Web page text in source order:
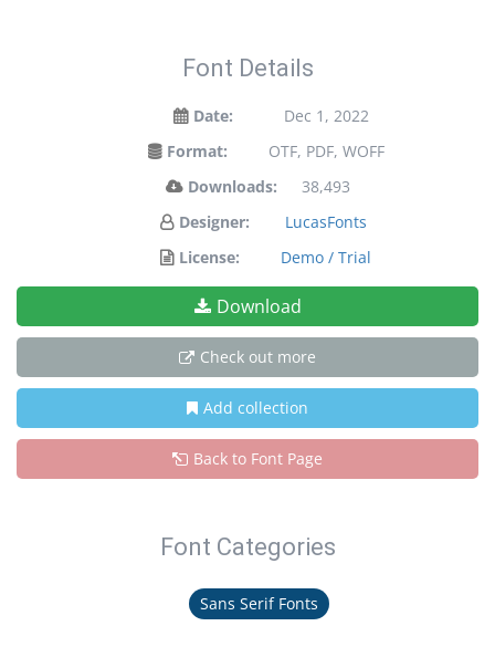
Font Details
Date:
Dec 1, 2022
Format:
OTF, PDF, WOFF
Downloads:
38,493
Designer:
LucasFonts
License:
Demo / Trial
Download
Check out more
Add collection
Back to Font Page
Font Categories
Sans Serif Fonts